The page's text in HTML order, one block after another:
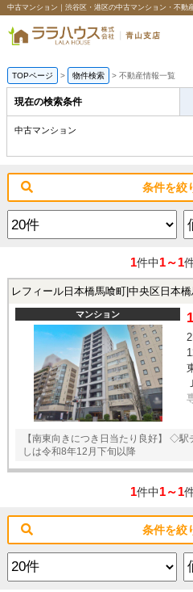
中古マンション｜渋谷区・港区の中古マンション・不動
TOPページ > 物件検索 > 不動産情報一覧
現在の検索条件
中古マンション
条件を絞
1件中1～1
レフィール日本橋馬喰町|中央区日本
マンション
【南東向きにつき日当たり良好】 ◇
しは令和8年12月下旬以降
1件中1～1
条件を絞